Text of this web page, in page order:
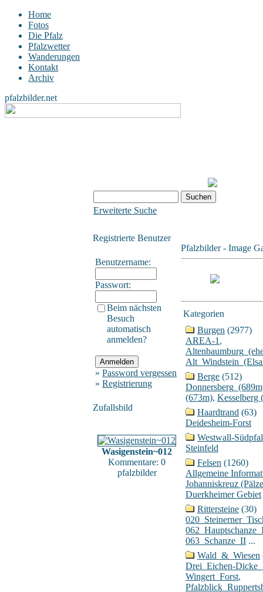
Home
Fotos
Die Pfalz
Pfalzwetter
Wanderungen
Kontakt
Archiv
pfalzbilder.net
Erweiterte Suche
Registrierte Benutzer
Benutzername:
Passwort:
Beim nächsten
Besuch
automatisch
anmelden?
» Password vergessen
» Registrierung
Zufallsbild
Wasigenstein~012
Kommentare: 0
pfalzbilder
Pfalzbilder - Image
Kategorien
Burgen (2977)
AREA-1 ,
Berge (512)
(673m), Kesselberg
Haardtrand (63)
Deidesheim-Forst
Westwall-
Steinfeld
Felsen (1260)
Allgemeine
Johanniskreuz
Duerkheimer Gebiet
Rittersteine (30)
063_Schanze_II ...
Wald_&_Wiesen
Drei_Eichen-
Wingert_Forst,